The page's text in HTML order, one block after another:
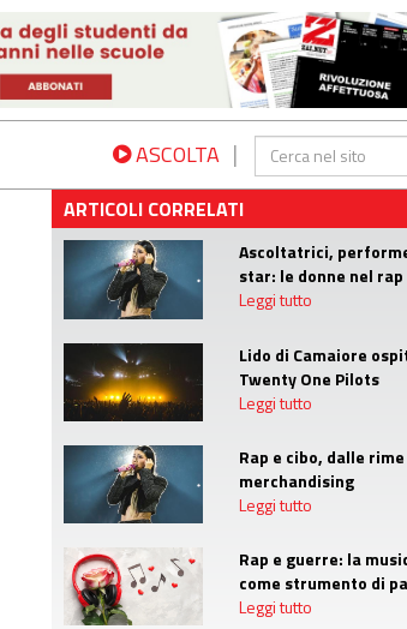
ASCOLTA |
ARTICOLI CORRELATI
Ascoltatrici,
star: le donne nel rap
Leggi tutto
Lido di Camaiore
Twenty One Pilots
Leggi tutto
Rap e cibo, dalle
merchandising
Leggi tutto
Rap e guerre: la
come strumento di
Leggi tutto